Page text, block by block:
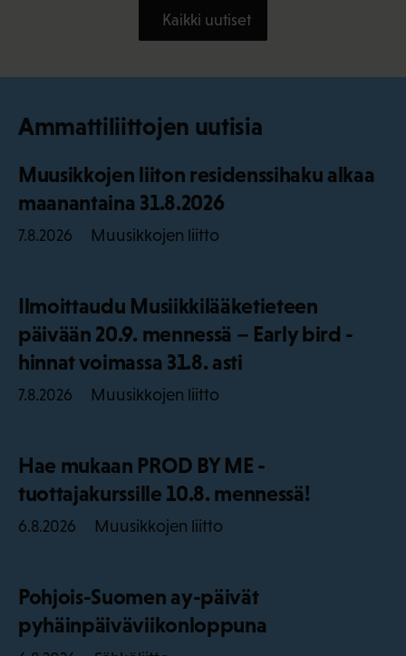
Kaikki uutiset
Ammattiliittojen uutisia
Muusikkojen liiton residenssihaku alkaa
maanantaina 31.8.2026
7.8.2026 Muusikkojen liitto
Ilmoittaudu Musiikkilääketieteen
päivään 20.9. mennessä – Early bird -
hinnat voimassa 31.8. asti
7.8.2026 Muusikkojen liitto
Hae mukaan PROD BY ME -
tuottajakurssille 10.8. mennessä!
6.8.2026 Muusikkojen liitto
Pohjois-Suomen ay-päivät
pyhäinpäiväviikonloppuna